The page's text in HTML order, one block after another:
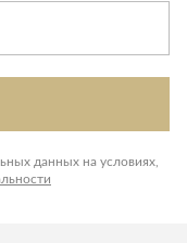
данных на условиях,